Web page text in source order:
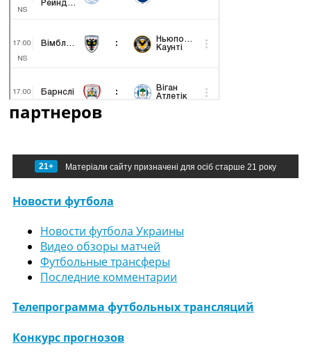
партнеров
21+ Матеріали сайту призначені для осіб старше 21 року
Новости футбола
Новости футбола Украины
Видео обзоры матчей
Футбольные трансферы
Последние комментарии
Телепрограмма футбольных трансляций
Конкурс прогнозов